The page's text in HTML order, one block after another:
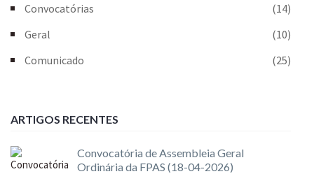
Convocatórias
(14)
Geral
(10)
Comunicado
(25)
ARTIGOS RECENTES
Convocatória de Assembleia Geral
Ordinária da FPAS (18-04-2026)